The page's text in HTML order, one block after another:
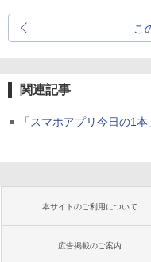
こ
関連記事
「スマホアプリ今日の1
本サイトのご利用について
広告掲載のご案内